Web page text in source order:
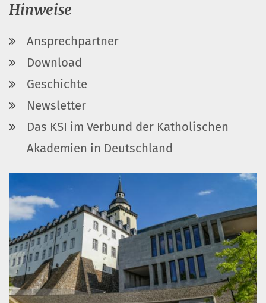
Hinweise
Ansprechpartner
Download
Geschichte
Newsletter
Das KSI im Verbund der Katholischen
Akademien in Deutschland